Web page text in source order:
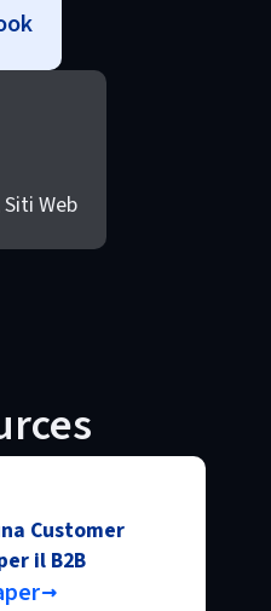
Web
Customer
il B2B